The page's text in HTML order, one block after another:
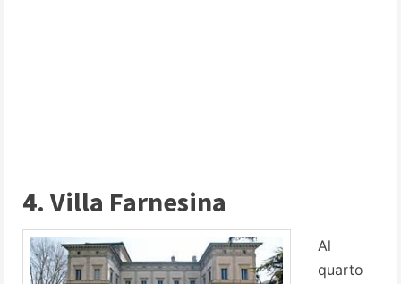
4. Villa Farnesina
Al
quarto